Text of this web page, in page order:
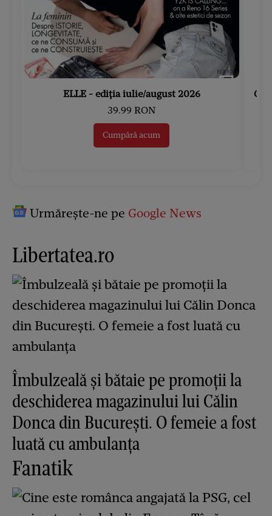
ELLE - ediția iulie/august 2026
39.99 RON
Cumpără acum
Urmărește-ne pe Google News
Libertatea.ro
Îmbulzeală și bătaie pe promoții la
deschiderea magazinului lui Călin
Donca din București. O femeie a fost
luată cu ambulanța
Fanatik